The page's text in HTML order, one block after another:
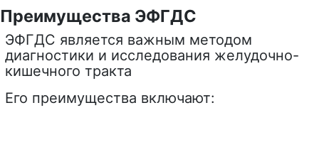
Преимущества ЭФГДС
ЭФГДС является важным методом
диагностики и исследования желудочно-
кишечного тракта
Его преимущества включают: